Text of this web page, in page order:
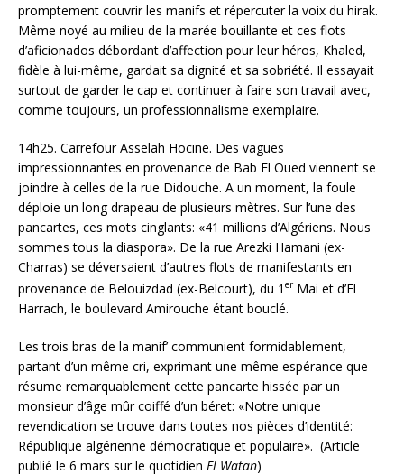
promptement couvrir les manifs et répercuter la voix du hirak.
Même noyé au milieu de la marée bouillante et ces flots
d’aficionados débordant d’affection pour leur héros, Khaled,
fidèle à lui-même, gardait sa dignité et sa sobriété. Il essayait
surtout de garder le cap et continuer à faire son travail avec,
comme toujours, un professionnalisme exemplaire.
14h25. Carrefour Asselah Hocine. Des vagues
impressionnantes en provenance de Bab El Oued viennent se
joindre à celles de la rue Didouche. A un moment, la foule
déploie un long drapeau de plusieurs mètres. Sur l’une des
pancartes, ces mots cinglants: «41 millions d’Algériens. Nous
sommes tous la diaspora». De la rue Arezki Hamani (ex-
Charras) se déversaient d’autres flots de manifestants en
provenance de Belouizdad (ex-Belcourt), du 1 erMai et d’El
Harrach, le boulevard Amirouche étant bouclé.
Les trois bras de la manif’ communient formidablement,
partant d’un même cri, exprimant une même espérance que
résume remarquablement cette pancarte hissée par un
monsieur d’âge mûr coiffé d’un béret: «Notre unique
revendication se trouve dans toutes nos pièces d’identité:
République algérienne démocratique et populaire». (Article
publié le 6 mars sur le quotidien El Watan)